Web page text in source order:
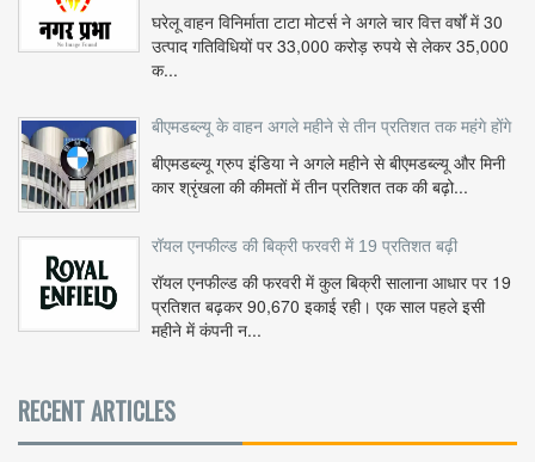
घरेलू वाहन विनिर्माता टाटा मोटर्स ने अगले चार वित्त वर्षों में 30
उत्पाद गतिविधियों पर 33,000 करोड़ रुपये से लेकर 35,000
क...
बीएमडब्ल्यू के वाहन अगले महीने से तीन प्रतिशत तक महंगे होंगे
बीएमडब्ल्यू ग्रुप इंडिया ने अगले महीने से बीएमडब्ल्यू और मिनी
कार श्रृंखला की कीमतों में तीन प्रतिशत तक की बढ़ो...
रॉयल एनफील्ड की बिक्री फरवरी में 19 प्रतिशत बढ़ी
रॉयल एनफील्ड की फरवरी में कुल बिक्री सालाना आधार पर 19
प्रतिशत बढ़कर 90,670 इकाई रही। एक साल पहले इसी
महीने में कंपनी न...
RECENT ARTICLES